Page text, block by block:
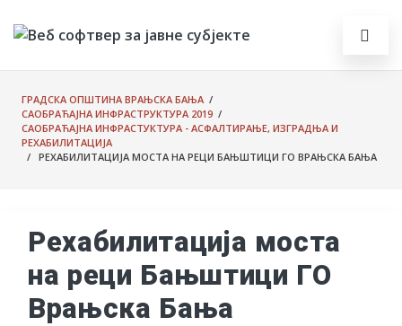
ГРАДСКА ОПШТИНА ВРАЊСКА БАЊА /
САОБРАЋАЈНА ИНФРАСТРУКТУРА 2019 /
САОБРАЋАЈНА ИНФРАСТУКТУРА - АСФАЛТИРАЊЕ, ИЗГРАДЊА И
РЕХАБИЛИТАЦИЈА
/ РЕХАБИЛИТАЦИЈА МОСТА НА РЕЦИ БАЊШТИЦИ ГО ВРАЊСКА БАЊА
Рехабилитација моста
на реци Бањштици ГО
Врањска Бања